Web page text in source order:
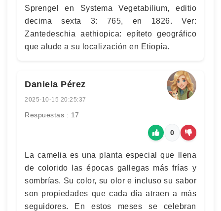
Sprengel en Systema Vegetabilium, editio
decima sexta 3: 765, en 1826. Ver:
Zantedeschia aethiopica: epíteto geográfico
que alude a su localización en Etiopía.
Daniela Pérez
2025-10-15 20:25:37
Respuestas : 17
0
La camelia es una planta especial que llena
de colorido las épocas gallegas más frías y
sombrías. Su color, su olor e incluso su sabor
son propiedades que cada día atraen a más
seguidores. En estos meses se celebran